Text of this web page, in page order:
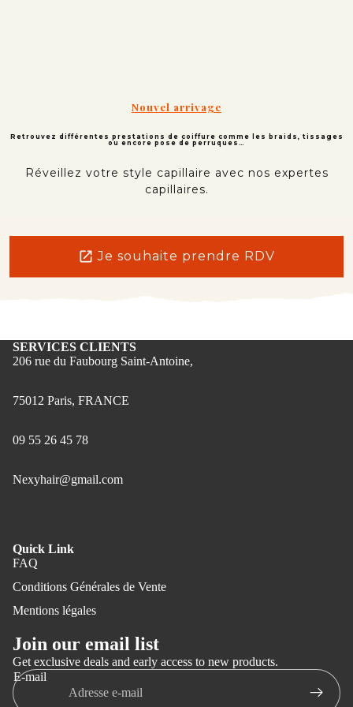
Nouvel arrivage
Retrouvez différentes prestations de coiffure comme les braids, tissages
ou encore pose de perruques…
Réveillez votre style capillaire avec nos expertes
capillaires.
Je souhaite prendre RDV
SERVICES CLIENTS
206 rue du Faubourg Saint-Antoine,
75012 Paris, FRANCE
09 55 26 45 78
Nexyhair@gmail.com
Quick Link
FAQ
Conditions Générales de Vente
Mentions légales
Join our email list
Get exclusive deals and early access to new products.
E-mail